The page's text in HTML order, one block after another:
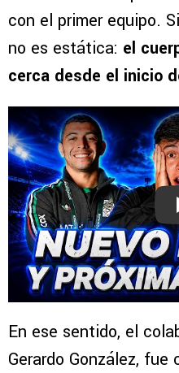
con el primer equipo.
no es estática: el
cerca desde el inicio
En ese sentido, el
Gerardo González,